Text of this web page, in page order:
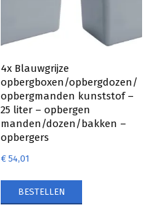
4x Blauwgrijze
opbergboxen/opbergdozen/
opbergmanden kunststof –
25 liter – opbergen
manden/dozen/bakken –
opbergers
€54,01
BESTELLEN